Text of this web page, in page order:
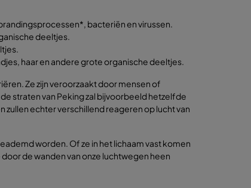
bacteriën en virussen.
deeltjes.
haar en andere grote organische deeltjes.
Ze zijn veroorzaakt door mensen of
straten van Peking zal bijvoorbeeld hetzelfde
echter verschillend reageren op lucht van
worden. Of ze in het lichaam vast komen
de wanden van onze luchtwegen heen